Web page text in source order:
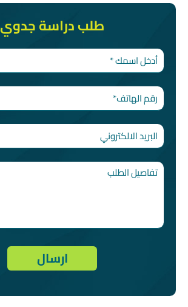
طلب دراسة جدوي